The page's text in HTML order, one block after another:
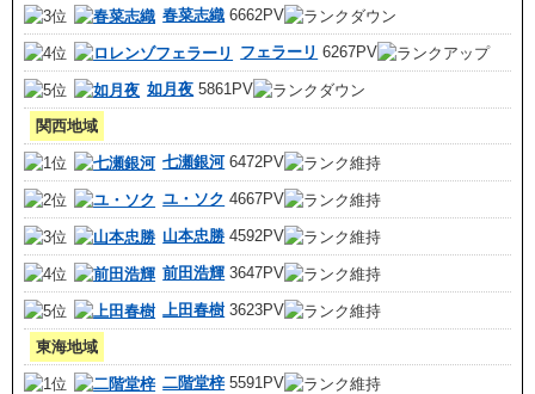
春菜志織 6662PV
フェラーリ 6267PV
如月夜 5861PV
関西地域
七瀬銀河6472PV
ユ・ソク 4667PV
山本忠勝 4592PV
前田浩輝 3647PV
上田春樹 3623PV
東海地域
二階堂梓 5591PV